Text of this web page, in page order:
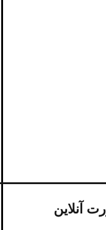
آنلاین